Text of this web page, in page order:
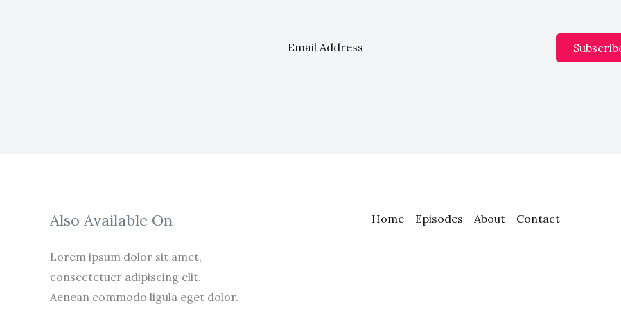
Also Available On
Lorem ipsum dolor sit amet,
consectetuer adipiscing elit.
Aenean commodo ligula eget dolor.
Home Episodes About Contact